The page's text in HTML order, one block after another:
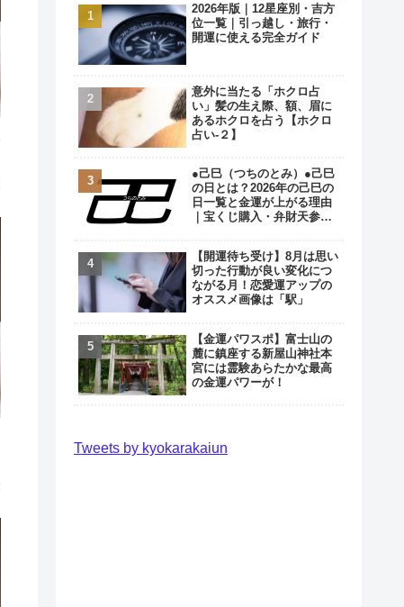
2026年版｜12星座別・吉方
位一覧｜引っ越し・旅行・
開運に使える完全ガイド
意外に当たる「ホクロ占
い」髪の生え際、額、眉に
あるホクロを占う【ホクロ
占い‐２】
●己巳（つちのとみ）●己巳
の日とは？2026年の己巳の
日一覧と金運が上がる理由
｜宝くじ購入・弁財天参拝
【開運待ち受け】8月は思い
切った行動が良い変化につ
ながる月！恋愛運アップの
オススメ画像は「駅」
【金運パワスポ】富士山の
麓に鎮座する新屋山神社本
宮には霊験あらたかな最高
の金運パワーが！
Tweets by kyokarakaiun